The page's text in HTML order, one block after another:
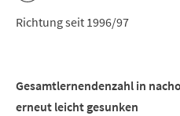
Richtung seit 1996/97
Gesamtlernendenzahl in
erneut leicht gesunken